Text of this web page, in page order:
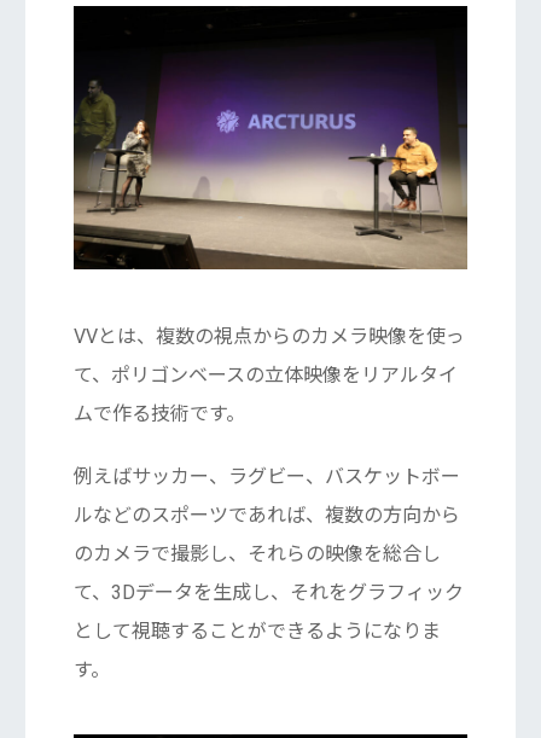
VVとは、複数の視点からのカメラ映像を使っ
て、ポリゴンベースの立体映像をリアルタイ
ムで作る技術です。
例えばサッカー、ラグビー、バスケットボー
ルなどのスポーツであれば、複数の方向から
のカメラで撮影し、それらの映像を総合し
て、3Dデータを生成し、それをグラフィック
として視聴することができるようになりま
す。